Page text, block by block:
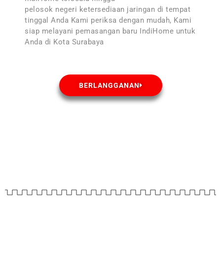
pelosok negeri ketersediaan jaringan di tempat
tinggal Anda Kami periksa dengan mudah, Kami
siap melayani pemasangan baru IndiHome untuk
Anda di Kota Surabaya
BERLANGGANAN